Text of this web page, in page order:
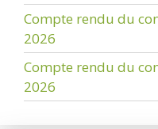
Compte rendu du
2026
Compte rendu du
2026